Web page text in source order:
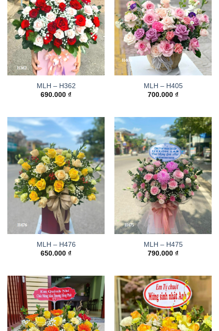
MLH – H362
690.000 ₫
MLH – H405
700.000 ₫
MLH – H476
650.000 ₫
MLH – H475
790.000 ₫